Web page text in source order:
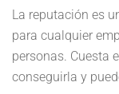
La reputación es
para cualquier
personas. Cuesta
conseguirla y